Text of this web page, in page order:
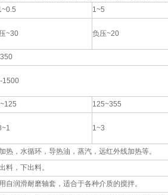
1~5
~30 负压~20
1500
125~355
1~3
热，水循环，导热油，蒸汽，远红外线加热等。
料，下出料。
自润滑耐磨轴套，适合于各种介质的搅拌。